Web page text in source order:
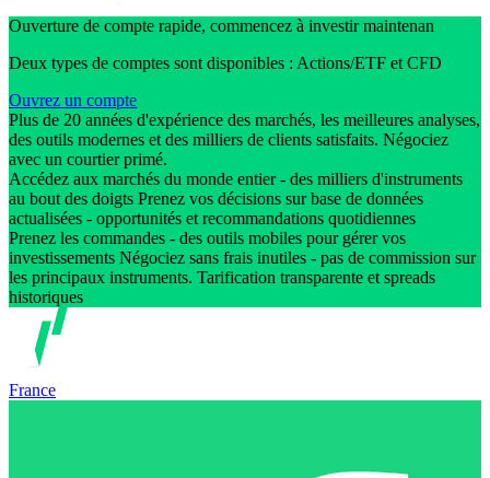
Ouverture de compte rapide, commencez à investir maintenan
Deux types de comptes sont disponibles : Actions/ETF et CFD
Ouvrez un compte
Plus de 20 années d'expérience des marchés, les meilleures analyses,
des outils modernes et des milliers de clients satisfaits. Négociez
avec un courtier primé.
Accédez aux marchés du monde entier - des milliers d'instruments
au bout des doigts Prenez vos décisions sur base de données
actualisées - opportunités et recommandations quotidiennes
Prenez les commandes - des outils mobiles pour gérer vos
investissements Négociez sans frais inutiles - pas de commission sur
les principaux instruments. Tarification transparente et spreads
historiques
France